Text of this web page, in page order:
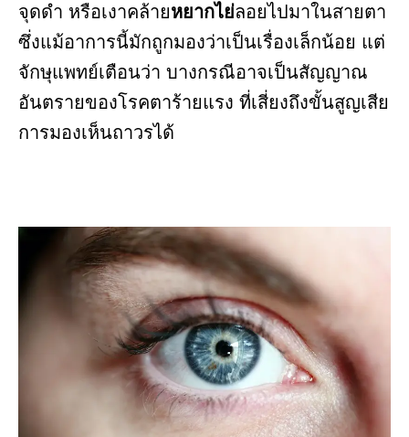
จุดดำ หรือเงาคล้ายหยากไย่ลอยไปมาในสายตา
ซึ่งแม้อาการนี้มักถูกมองว่าเป็นเรื่องเล็กน้อย แต่
จักษุแพทย์เตือนว่า บางกรณีอาจเป็นสัญญาณ
อันตรายของโรคตาร้ายแรง ที่เสี่ยงถึงขั้นสูญเสีย
การมองเห็นถาวรได้